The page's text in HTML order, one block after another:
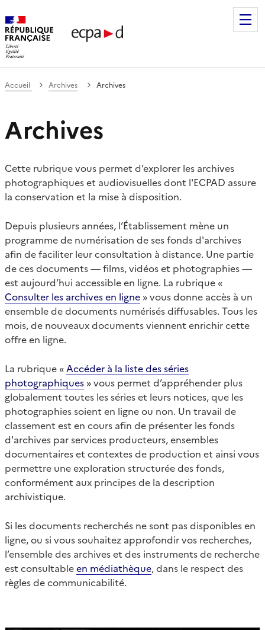
de communication et de production
Accueil Archives Archives
Archives
Cette rubrique vous permet d’explorer les archives
photographiques et audiovisuelles dont l'ECPAD assure
la conservation et la mise à disposition.
Depuis plusieurs années, l’Établissement mène un
programme de numérisation de ses fonds d'archives
afin de faciliter leur consultation à distance. Une partie
de ces documents — films, vidéos et photographies —
est aujourd’hui accessible en ligne. La rubrique «
Consulter les archives en ligne » vous donne accès à un
ensemble de documents numérisés diffusables. Tous les
mois, de nouveaux documents viennent enrichir cette
offre en ligne.
La rubrique « Accéder à la liste des séries
photographiques » vous permet d’appréhender plus
globalement toutes les séries et leurs notices, que les
photographies soient en ligne ou non. Un travail de
classement est en cours afin de présenter les fonds
d'archives par services producteurs, ensembles
documentaires et contextes de production et ainsi vous
permettre une exploration structurée des fonds,
conformément aux principes de la description
archivistique.
Si les documents recherchés ne sont pas disponibles en
ligne, ou si vous souhaitez approfondir vos recherches,
l’ensemble des archives et des instruments de recherche
est consultableen médiathèque, dans le respect des
règles de communicabilité.